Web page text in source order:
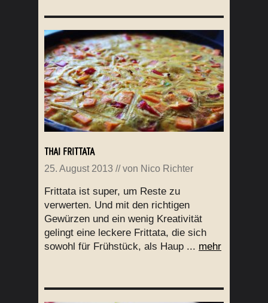
THAI FRITTATA
25. August 2013 // von Nico Richter
Frittata ist super, um Reste zu
verwerten. Und mit den richtigen
Gewürzen und ein wenig Kreativität
gelingt eine leckere Frittata, die sich
sowohl für Frühstück, als Haup ... mehr